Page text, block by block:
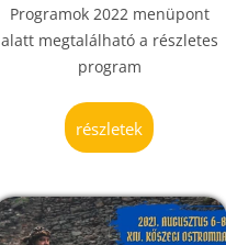
Programok 2022 menüpont
alatt megtalálható a részletes
program
részletek